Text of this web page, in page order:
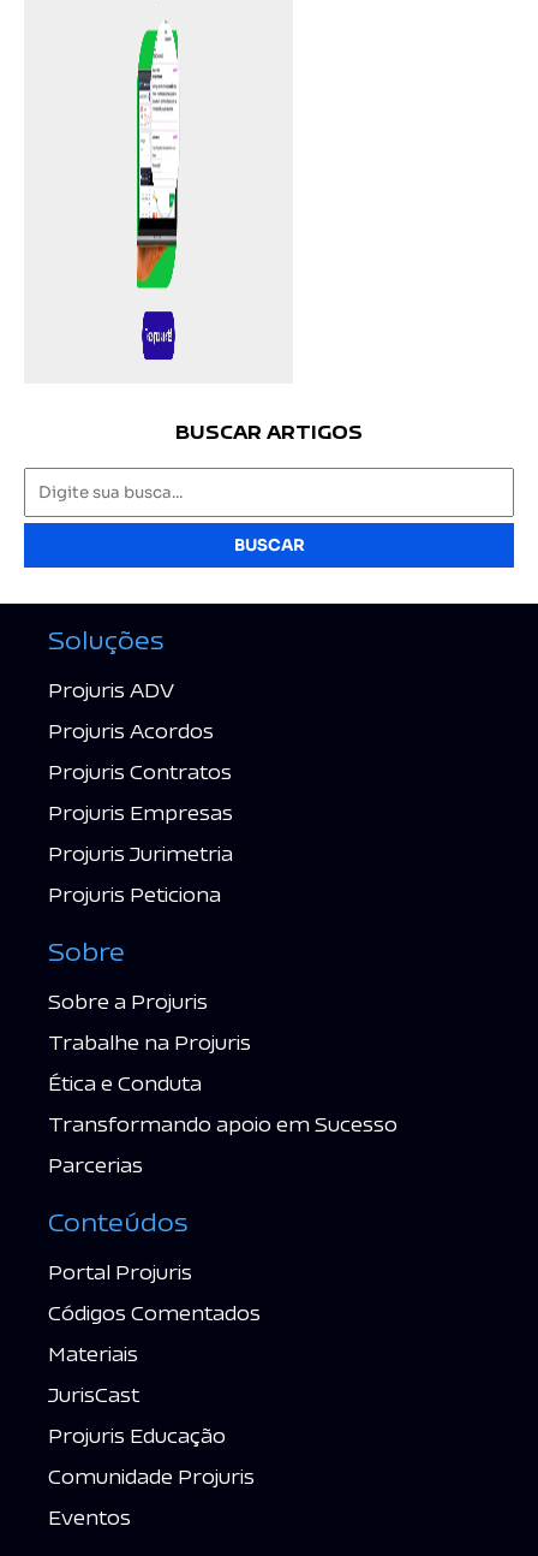
BUSCAR ARTIGOS
BUSCAR
Soluções
Projuris ADV
Projuris Acordos
Projuris Contratos
Projuris Empresas
Projuris Jurimetria
Projuris Peticiona
Sobre
Sobre a Projuris
Trabalhe na Projuris
Ética e Conduta
Transformando apoio em Sucesso
Parcerias
Conteúdos
Portal Projuris
Códigos Comentados
Materiais
JurisCast
Projuris Educação
Comunidade Projuris
Eventos